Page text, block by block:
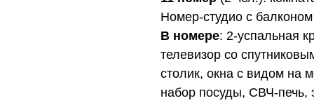
Номер-студио с
В номере: 2-успальная
телевизор со
столик, окна с видом на
набор посуды, СВЧ-печь,